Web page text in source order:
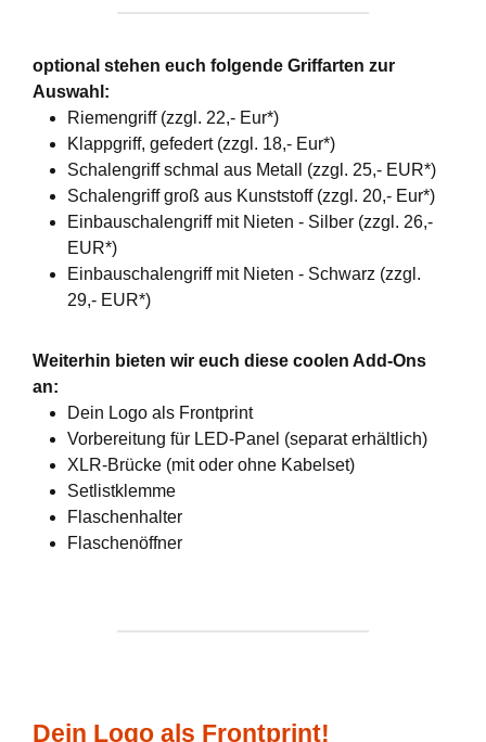
optional stehen euch folgende Griffarten zur
Auswahl:
Riemengriff (zzgl. 22,- Eur*)
Klappgriff, gefedert (zzgl. 18,- Eur*)
Schalengriff schmal aus Metall (zzgl. 25,- EUR*)
Schalengriff groß aus Kunststoff (zzgl. 20,- Eur*)
Einbauschalengriff mit Nieten - Silber (zzgl. 26,-
EUR*)
Einbauschalengriff mit Nieten - Schwarz (zzgl.
29,- EUR*)
Weiterhin bieten wir euch diese coolen Add-Ons
an:
Dein Logo als Frontprint
Vorbereitung für LED-Panel (separat erhältlich)
XLR-Brücke (mit oder ohne Kabelset)
Setlistklemme
Flaschenhalter
Flaschenöffner
Dein Logo als Frontprint!